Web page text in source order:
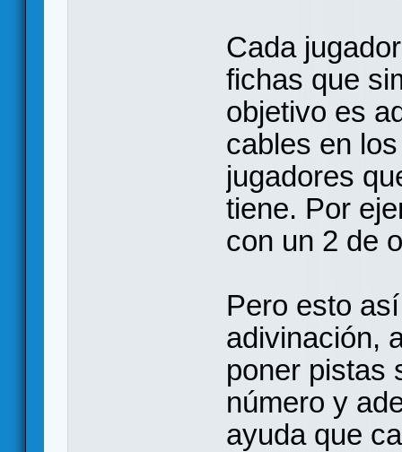
Cada
fichas que
objetivo es
cables en
jugadores
tiene. Por
con un 2 de
Pero esto
adivinación,
poner pistas
número y
ayuda que